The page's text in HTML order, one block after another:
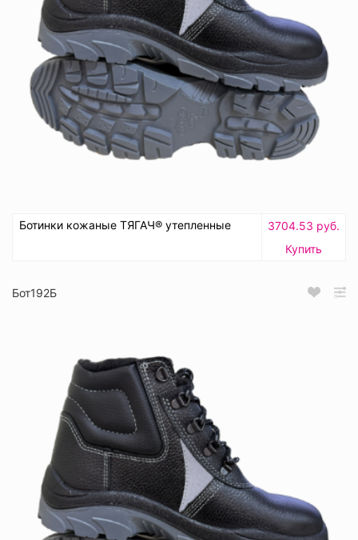
Ботинки кожаные ТЯГАЧ® утепленные
3704.53 руб.
Купить
Бот192Б